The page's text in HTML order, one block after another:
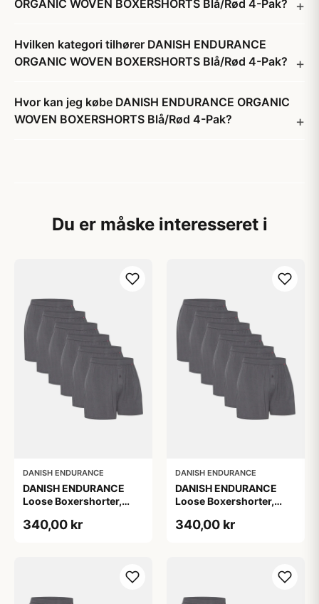
ORGANIC WOVEN BOXERSHORTS Blå/Rød 4-Pak?
Hvilken kategori tilhører DANISH ENDURANCE
ORGANIC WOVEN BOXERSHORTS Blå/Rød 4-Pak?
Hvor kan jeg købe DANISH ENDURANCE ORGANIC
WOVEN BOXERSHORTS Blå/Rød 4-Pak?
Du er måske interesseret i
DANISH ENDURANCE
DANISH ENDURANCE
Loose Boxershorter,
340,00 kr
DANISH ENDURANCE
DANISH ENDURANCE
Loose Boxershorter,
340,00 kr